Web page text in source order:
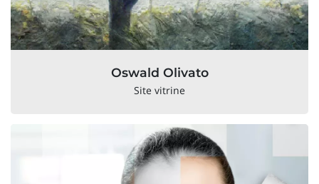
Oswald Olivato
Site vitrine